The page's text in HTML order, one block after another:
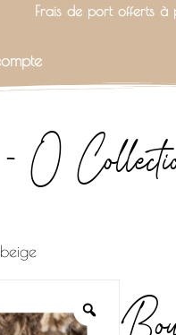
Frais de port offerts
O